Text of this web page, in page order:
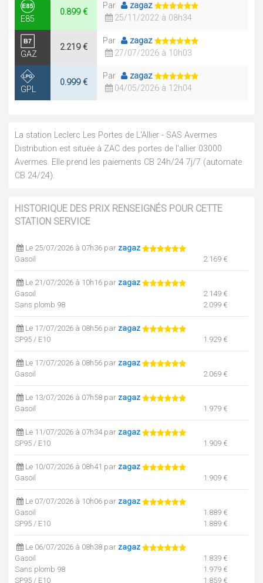
E85
0.899 €
Par
zagaz
25/11/2022 à 08h34
GAZ
2.219 €
Par
zagaz
27/07/2026 à 10h03
GPL
0.999 €
Par
zagaz
04/05/2026 à 12h04
La station Leclerc Les Portes de L'Allier - SAS Avermes
Distribution est située à ZAC des portes de l'allier 03000
Avermes. Elle prend les paiements CB 24h/24 7j/7 (automate
CB 24/24).
HISTORIQUE DES PRIX RENSEIGNÉS POUR CETTE
STATION SERVICE
Le 25/07/2026 à 07h36 par zagaz
Gasoil
2.169 €
Le 21/07/2026 à 10h16 par zagaz
Gasoil
2.149 €
Sans plomb 98
2.099 €
Le 17/07/2026 à 08h56 par zagaz
SP95 / E10
1.929 €
Le 17/07/2026 à 08h56 par zagaz
Gasoil
2.069 €
Le 13/07/2026 à 07h58 par zagaz
Gasoil
1.979 €
Le 11/07/2026 à 07h34 par zagaz
SP95 / E10
1.909 €
Le 10/07/2026 à 08h41 par zagaz
Gasoil
1.909 €
Le 07/07/2026 à 10h06 par zagaz
Gasoil
1.889 €
SP95 / E10
1.889 €
Le 06/07/2026 à 08h38 par zagaz
Gasoil
1.839 €
Sans plomb 98
1.979 €
SP95 / E10
1.859 €